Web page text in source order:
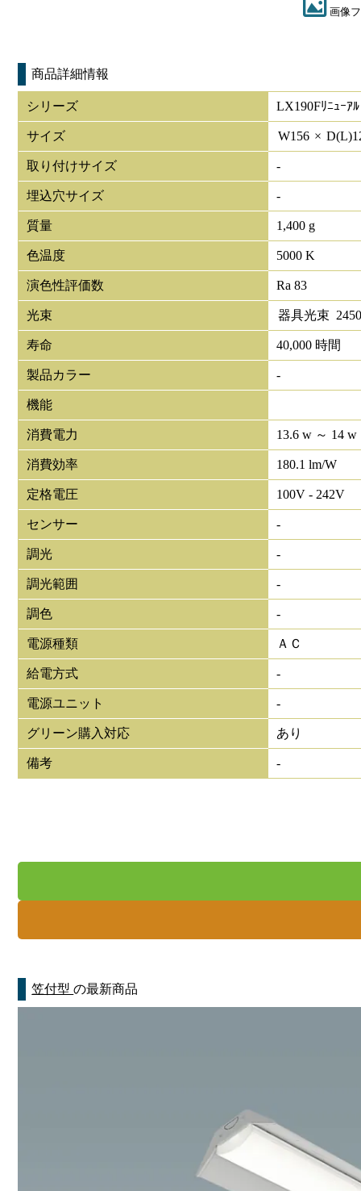
画像
商品詳細情報
シリーズ LX190Fﾘﾆｭｰｱﾙ
サイズ W156 × D(L)
取り付けサイズ -
埋込穴サイズ -
質量 1,400 g
色温度 5000 K
演色性評価数 Ra 83
光束 器具光束
寿命 40,000 時間
製品カラー -
機能
消費電力 13.6 w ～ 14 w
消費効率 180.1 lm/W
定格電圧 100V - 242V
センサー -
調光 -
調光範囲 -
調色 -
電源種類 ＡＣ
給電方式 -
電源ユニット -
グリーン購入対応 あり
備考 -
笠付型の最新商品